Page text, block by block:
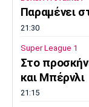
Παραμένει
21:30
Super League 1
Στο
και Μπέρνλι
21:15